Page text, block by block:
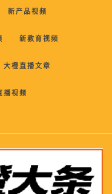
新产品视频
新教育视频
大橙直播文章
播视频